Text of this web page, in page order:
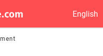
English